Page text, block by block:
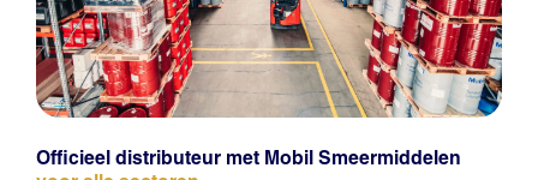
Officieel distributeur met Mobil Smeermiddelen